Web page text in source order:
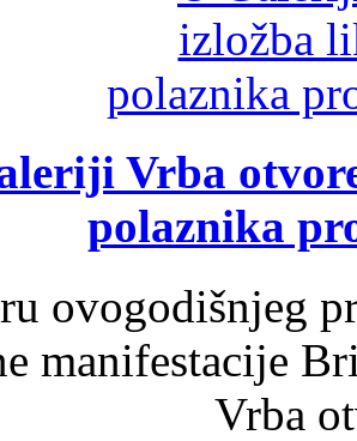
Vrba
polaznika
ovogodišnjeg
manifestacije
Vrba